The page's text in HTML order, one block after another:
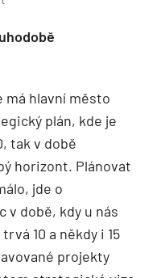
má hlavní město
plán, kde je
tak v době
horizont. Plánovat
jde o
v době, kdy u nás
10 a někdy i 15
projekty